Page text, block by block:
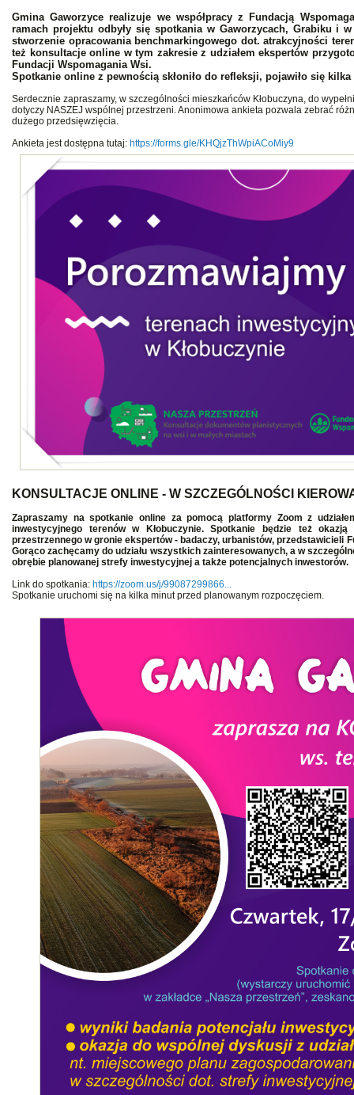
Gmina Gaworzyce realizuje we współpracy z Fundacją
ramach projektu odbyły się spotkania w Gaworzycach, Grabiku i
stworzenie opracowania benchmarkingowego dot. atrakcyjności
też konsultacje online w tym zakresie z udziałem ekspertów
Fundacji Wspomagania Wsi.
Spotkanie online z pewnością skłoniło do refleksji, pojawiło się
Serdecznie zapraszamy, w szczególności mieszkańców Kłobuczyna, do
dotyczy NASZEJ wspólnej przestrzeni. Anonimowa ankieta pozwala zebrać
dużego przedsięwzięcia.
Ankieta jest dostępna tutaj: https://forms.gle/KHQjzThWpiACoMiy9
KONSULTACJE ONLINE - W SZCZEGÓLNOŚCI
Zapraszamy na spotkanie online za pomocą platformy Zoom z
inwestycyjnego terenów w Kłobuczynie. Spotkanie będzie też
przestrzennego w gronie ekspertów - badaczy, urbanistów, przedstawicieli
Gorąco zachęcamy do udziału wszystkich zainteresowanych, a w
obrębie planowanej strefy inwestycyjnej a także potencjalnych inwestorów.
Link do spotkania: https://zoom.us/j/99087299866...
Spotkanie uruchomi się na kilka minut przed planowanym rozpoczęciem.